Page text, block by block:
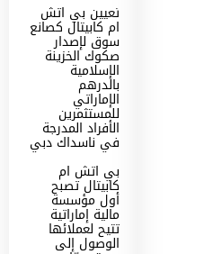
تعيين بي اتش
ام كابيتال كصانع
سوق لإصدار
صكوك الخزينة
الإسلامية
بالدرهم
الإماراتي
للمستثمرين
الأفراد المدرجة
في ناسداك دبي
بي اتش ام
كابيتال تصبح
أول مؤسسة
مالية إماراتية
تتيح لعملائها
الوصول إلى